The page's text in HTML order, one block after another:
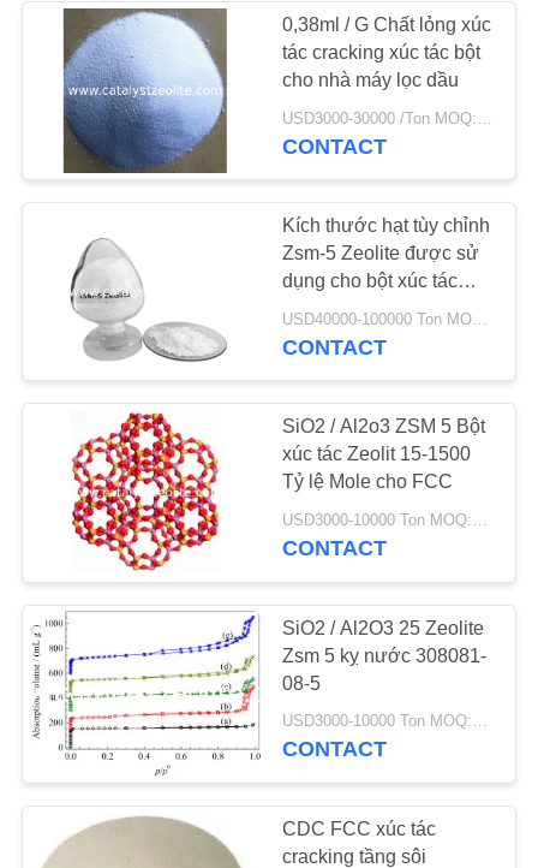
POLICY
0,38ml / G Chất lỏng xúc
tác cracking xúc tác bột
cho nhà máy lọc dầu
CONTACT
Kích thước hạt tùy chỉnh
Zsm-5 Zeolite được sử
dụng cho bột xúc tác
FCC zsm-5 zsm-5 nano
USD40000-100000 Ton MOQ:1 kg
CONTACT
SiO2 / Al2o3 ZSM 5 Bột
xúc tác Zeolit ​​15-1500
Tỷ lệ Mole cho FCC
USD3000-10000 Ton MOQ:1 kg
CONTACT
SiO2 / Al2O3 25 Zeolite
Zsm 5 kỵ nước 308081-
08-5
USD3000-10000 Ton MOQ:1 kg
CONTACT
CDC FCC xúc tác
cracking tầng sôi